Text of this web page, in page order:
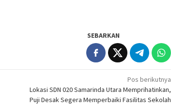
SEBARKAN
Pos berikutnya
Lokasi SDN 020 Samarinda Utara Memprihatinkan,
Puji Desak Segera Memperbaiki Fasilitas Sekolah